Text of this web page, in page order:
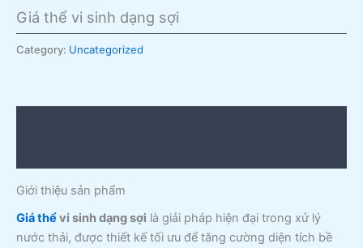
Giá thể vi sinh dạng sợi
Category: Uncategorized
Giới thiệu sản phẩm
Giá thểvi sinh dạng sợi là giải pháp hiện đại trong xử lý
nước thải, được thiết kế tối ưu để tăng cường diện tích bề